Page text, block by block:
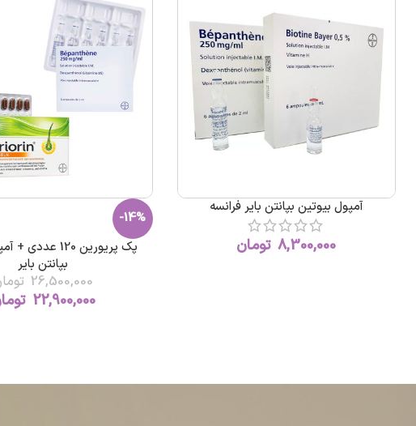
آمپول بیوتین بپانتن بایر فرانسه
8,300,000 تومان
-14%
پک پریورین 120
بپانتن بایر
26,500,000
22,900,000